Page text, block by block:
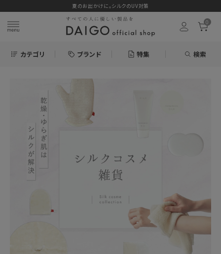
夏のお出かけに。シルクのUV対策
0
カテゴリ ブランド 特集 検索
お気に入り
カテゴリーから探す